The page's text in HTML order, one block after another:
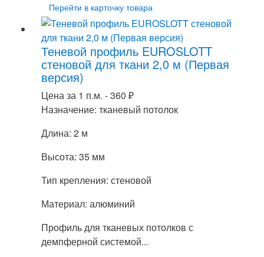
Перейти в карточку товара
Теневой профиль EUROSLOTT
стеновой для ткани 2,0 м (Первая
версия)
Цена за 1 п.м. -360 ₽
Назначение: тканевый потолок
Длина: 2 м
Высота: 35 мм
Тип крепления: стеновой
Материал: алюминий
Профиль для тканевых потолков с
демпферной системой...